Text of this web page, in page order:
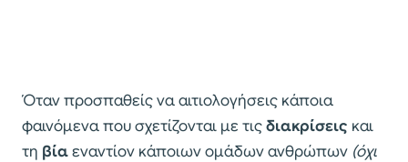
Όταν προσπαθείς να αιτιολογήσεις κάποια
φαινόμενα που σχετίζονται με τιςδιακρίσεις και
τη βίαεναντίον κάποιων ομάδων ανθρώπων (όχι